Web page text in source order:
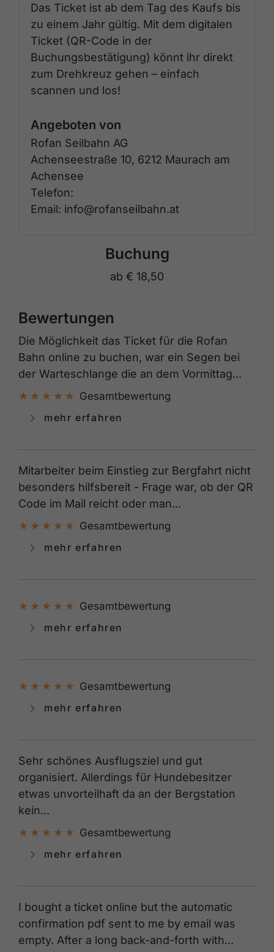
Das Ticket ist ab dem Tag des Kaufs bis
zu einem Jahr gültig. Mit dem digitalen
Ticket (QR-Code in der
Buchungsbestätigung) könnt ihr direkt
zum Drehkreuz gehen – einfach
scannen und los!
Angeboten von
Rofan Seilbahn AG
Achenseestraße 10, 6212 Maurach am
Achensee
Telefon:
Email: info@rofanseilbahn.at
Buchung
ab € 18,50
Bewertungen
Die Möglichkeit das Ticket für die Rofan
Bahn online zu buchen, war ein Segen bei
der Warteschlange die an dem Vormittag...
Gesamtbewertung
mehr erfahren
Mitarbeiter beim Einstieg zur Bergfahrt nicht
besonders hilfsbereit - Frage war, ob der QR
Code im Mail reicht oder man...
Gesamtbewertung
mehr erfahren
Gesamtbewertung
mehr erfahren
Gesamtbewertung
mehr erfahren
Sehr schönes Ausflugsziel und gut
organisiert. Allerdings für Hundebesitzer
etwas unvorteilhaft da an der Bergstation
kein...
Gesamtbewertung
mehr erfahren
I bought a ticket online but the automatic
confirmation pdf sent to me by email was
empty. After a long back-and-forth with...